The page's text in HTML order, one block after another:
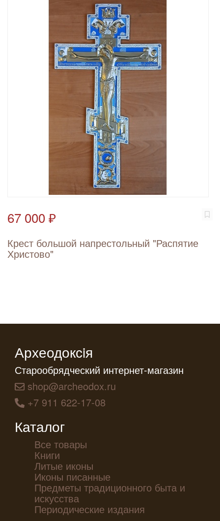
67 000 ₽
Крест большой напрестольный "Распятие
Христово"
Археодоксiя
Старообрядческий интернет-магазин
shop@archeodox.ru
+7 911 622-17-08
Каталог
Все товары
Книги
Литые иконы
Иконы писанные
Предметы традиционного быта и
искусства
Периодические издания